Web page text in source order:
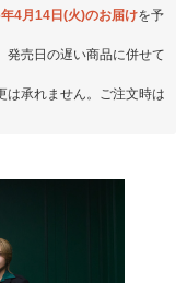
4月14日(火)のお届けを予
売日の遅い商品に併せて
承れません。ご注文時は